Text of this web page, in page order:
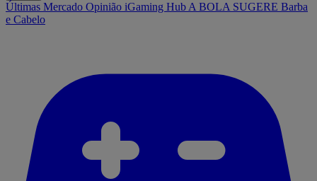
Últimas Mercado Opinião iGaming Hub A BOLA SUGERE Barba
e Cabelo